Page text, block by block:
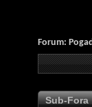
Forum:
Sub-Fora